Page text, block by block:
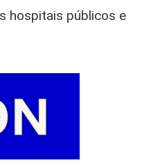
hospitais públicos e